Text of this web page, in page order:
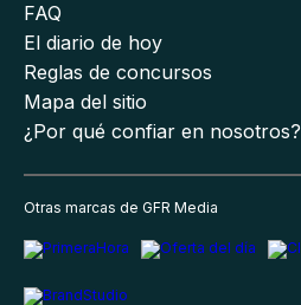
FAQ
El diario de hoy
Reglas de concursos
Mapa del sitio
¿Por qué confiar en nosotros?
Otras marcas de GFR Media